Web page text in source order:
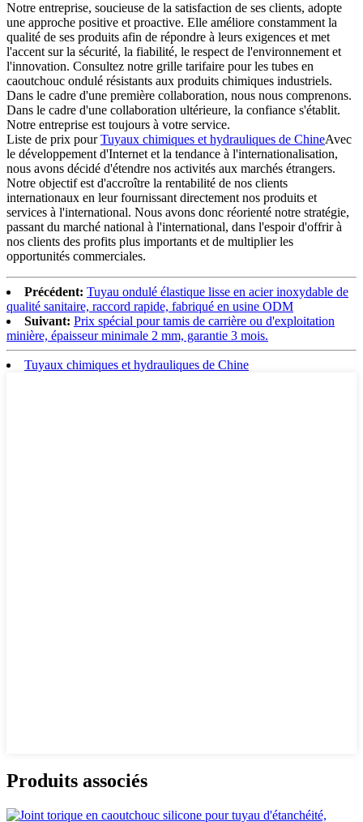
Notre entreprise, soucieuse de la satisfaction de ses clients, adopte
une approche positive et proactive. Elle améliore constamment la
qualité de ses produits afin de répondre à leurs exigences et met
l'accent sur la sécurité, la fiabilité, le respect de l'environnement et
l'innovation. Consultez notre grille tarifaire pour les tubes en
caoutchouc ondulé résistants aux produits chimiques industriels.
Dans le cadre d'une première collaboration, nous nous comprenons.
Dans le cadre d'une collaboration ultérieure, la confiance s'établit.
Notre entreprise est toujours à votre service.
Liste de prix pourTuyaux chimiques et hydrauliques de ChineAvec
le développement d'Internet et la tendance à l'internationalisation,
nous avons décidé d'étendre nos activités aux marchés étrangers.
Notre objectif est d'accroître la rentabilité de nos clients
internationaux en leur fournissant directement nos produits et
services à l'international. Nous avons donc réorienté notre stratégie,
passant du marché national à l'international, dans l'espoir d'offrir à
nos clients des profits plus importants et de multiplier les
opportunités commerciales.
Précédent: Tuyau ondulé élastique lisse en acier inoxydable de
qualité sanitaire, raccord rapide, fabriqué en usine ODM
Suivant: Prix ​​spécial pour tamis de carrière ou d'exploitation
minière, épaisseur minimale 2 mm, garantie 3 mois.
Tuyaux chimiques et hydrauliques de Chine
Produits associés